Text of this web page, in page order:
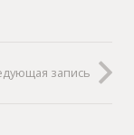
запись